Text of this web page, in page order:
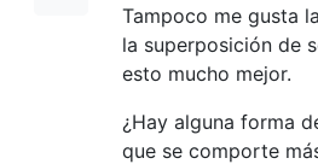
Tampoco me gusta
la superposición de
esto mucho mejor.
¿Hay alguna forma
que se comporte